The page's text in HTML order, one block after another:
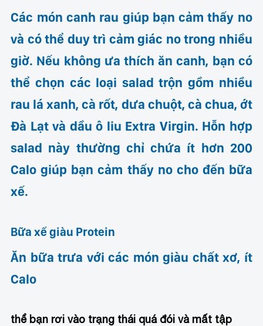
Các món canh rau giúp bạn cảm thấy no
và có thể duy trì cảm giác no trong nhiều
giờ. Nếu không ưa thích ăn canh, bạn có
thể chọn các loại salad trộn gồm nhiều
rau lá xanh, cà rốt, dưa chuột, cà chua, ớt
Đà Lạt và dầu ô liu Extra Virgin. Hỗn hợp
salad này thường chỉ chứa ít hơn 200
Calo giúp bạn cảm thấy no cho đến bữa
xế.
Bữa xế giàu Protein
Ăn bữa trưa với các món giàu chất xơ, ít
Calo
thể bạn rơi vào trạng thái quá đói và mất tập